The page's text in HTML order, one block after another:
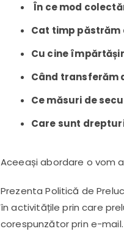
În ce mod
Cat timp păstrăm
Cu cine
Când transferăm
Ce măsuri de
Care sunt
Aceeași abordare o vom
Prezenta Politică de
în activitățile prin care
corespunzător prin e-mail.